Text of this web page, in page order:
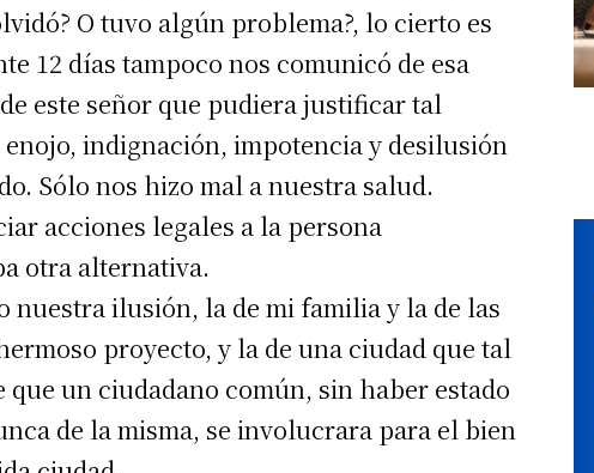
gratis
* Requerido
electrónico
O tuvo algún problema?, lo cierto es
12 días tampoco nos comunicó de esa
este señor que pudiera justificar tal
indignación, impotencia y desilusión
Sólo nos hizo mal a nuestra salud.
acciones legales a la persona
otra alternativa.
nuestra ilusión, la de mi familia y la de las
proyecto, y la de una ciudad que tal
un ciudadano común, sin haber estado
de la misma, se involucrara para el bien